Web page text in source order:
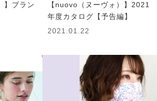
】ブラン
【nuovo（ヌーヴォ）】2021
年度カタログ【予告編】
2021.01.22